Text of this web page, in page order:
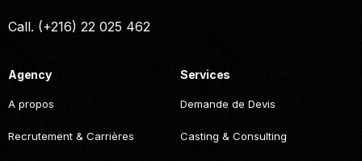
Call. (+216) 22 025 462
Agency
A propos
Recrutement & Carrières
Services
Demande de Devis
Casting & Consulting